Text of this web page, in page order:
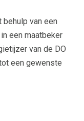
behulp van een
een maatbeker
van de DO
een gewenste